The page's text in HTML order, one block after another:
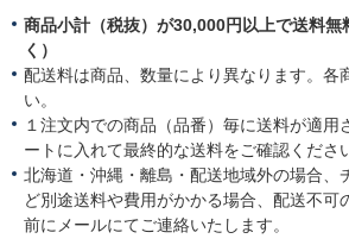
商品小計（税抜）が30,000円以上で送料無
く）
配送料は商品、数量により異なります。各
い。
１注文内での商品（品番）毎に送料が適用
ートに入れて最終的な送料をご確認くださ
北海道・沖縄・離島・配送地域外の場合、
ど別途送料や費用がかかる場合、配送不可
前にメールにてご連絡いたします。